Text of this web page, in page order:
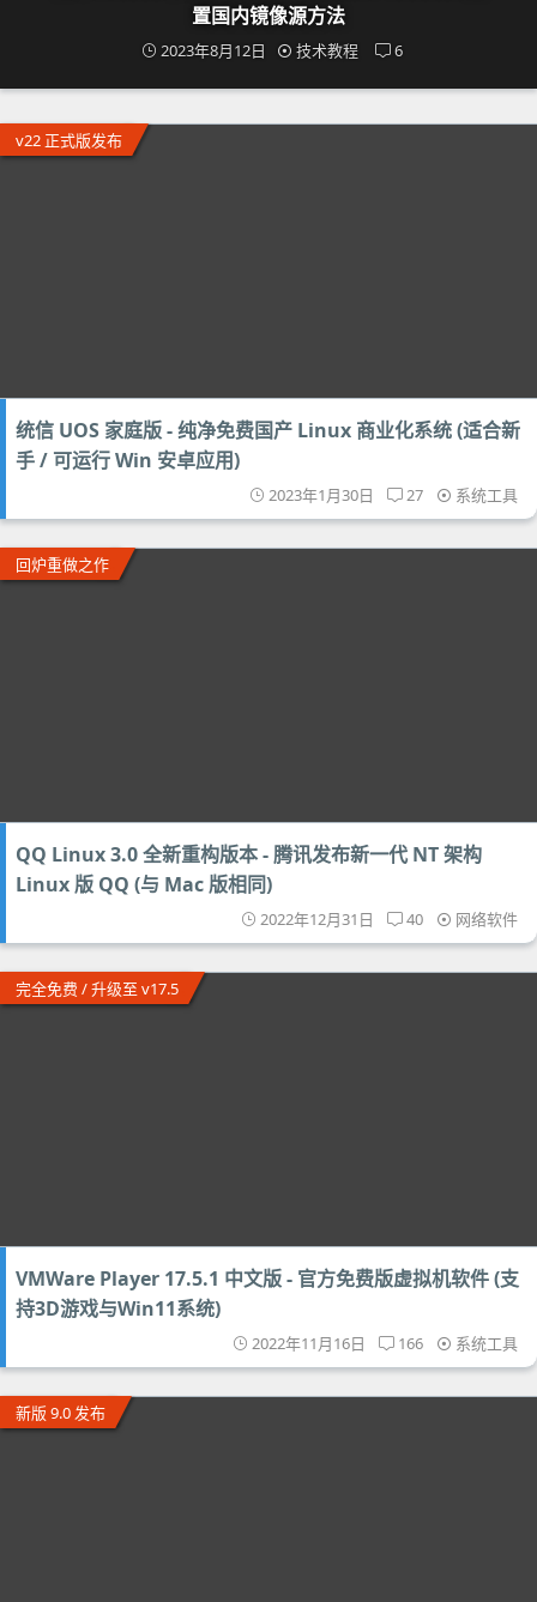
置国内镜像源方法
2023年8月12日 技术教程 6
v22 正式版发布
统信 UOS 家庭版 - 纯净免费国产 Linux 商业化系统 (适合新
手 / 可运行 Win 安卓应用)
2023年1月30日 27 系统工具
回炉重做之作
QQ Linux 3.0 全新重构版本 - 腾讯发布新一代 NT 架构
Linux 版 QQ (与 Mac 版相同)
2022年12月31日 40 网络软件
完全免费 / 升级至 v17.5
VMWare Player 17.5.1 中文版 - 官方免费版虚拟机软件 (支
持3D游戏与Win11系统)
2022年11月16日 166 系统工具
新版 9.0 发布